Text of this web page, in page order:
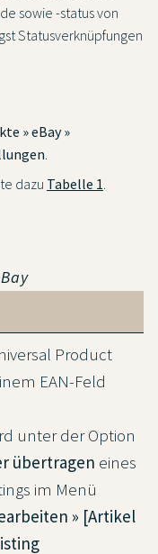
sowie -status von
Statusverknüpfungen
» eBay »
dazu Tabelle 1
Product
EAN-Feld
unter der Option
übertragen eines
im Menü
» [Artikel